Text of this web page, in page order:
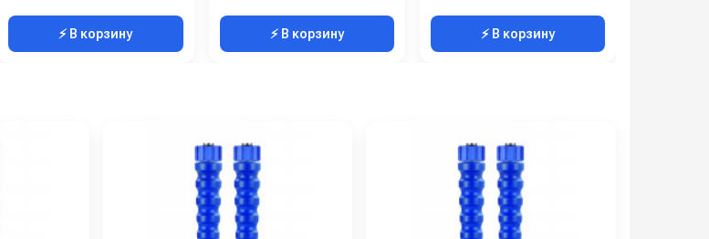
⚡ В корзину ⚡ В корзину ⚡ В корзину